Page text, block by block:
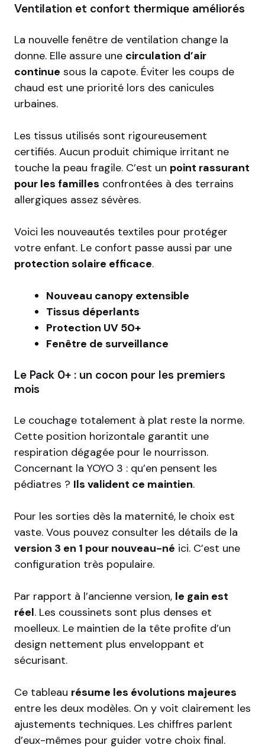
Ventilation et confort thermique améliorés
La nouvelle fenêtre de ventilation change la
donne. Elle assure une circulation d’air
continue sous la capote. Éviter les coups de
chaud est une priorité lors des canicules
urbaines.
Les tissus utilisés sont rigoureusement
certifiés. Aucun produit chimique irritant ne
touche la peau fragile. C’est un point rassurant
pour les familles confrontées à des terrains
allergiques assez sévères.
Voici les nouveautés textiles pour protéger
votre enfant. Le confort passe aussi par une
protection solaire efficace.
Nouveau canopy extensible
Tissus déperlants
Protection UV 50+
Fenêtre de surveillance
Le Pack 0+ : un cocon pour les premiers
mois
Le couchage totalement à plat reste la norme.
Cette position horizontale garantit une
respiration dégagée pour le nourrisson.
Concernant la YOYO 3 : qu’en pensent les
pédiatres ? Ils valident ce maintien.
Pour les sorties dès la maternité, le choix est
vaste. Vous pouvez consulter les détails de la
version 3 en 1 pour nouveau-né ici. C’est une
configuration très populaire.
Par rapport à l’ancienne version, le gain est
réel. Les coussinets sont plus denses et
moelleux. Le maintien de la tête profite d’un
design nettement plus enveloppant et
sécurisant.
Ce tableau résume les évolutions majeures
entre les deux modèles. On y voit clairement les
ajustements techniques. Les chiffres parlent
d’eux-mêmes pour guider votre choix final.